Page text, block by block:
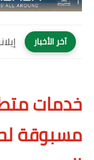
آخر الأخبار
خدمات
مسبوقة